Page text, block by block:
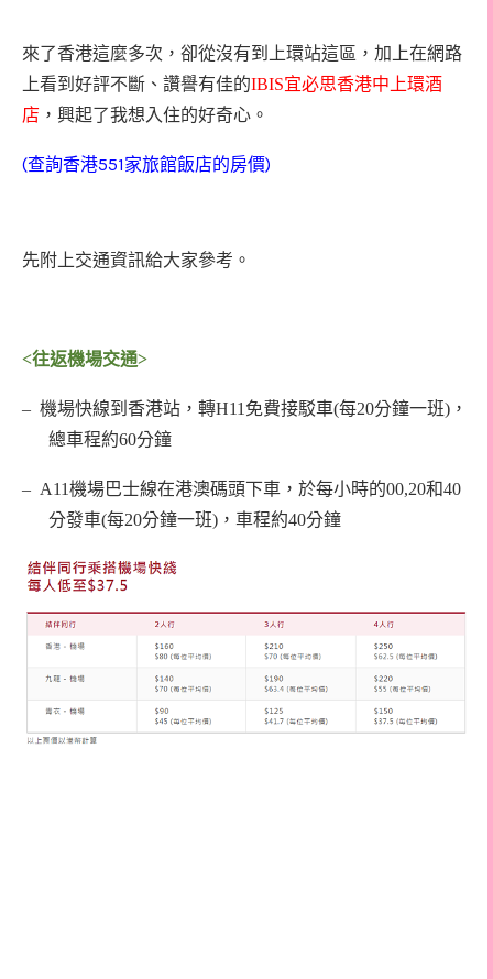
來了香港這麼多次，卻從沒有到上環站這區，加上在網路
上看到好評不斷、讚譽有佳的IBIS宜必思香港中上環酒
店 ，興起了我想入住的好奇心。
(查詢香港551家旅館飯店的房價)
先附上交通資訊給大家參考。
<往返機場交通>
– 機場快線到香港站，轉H11免費接駁車(每20分鐘一班)，
總車程約60分鐘
– A11機場巴士線在港澳碼頭下車，於每小時的00,20和40
分發車(每20分鐘一班)，車程約40分鐘